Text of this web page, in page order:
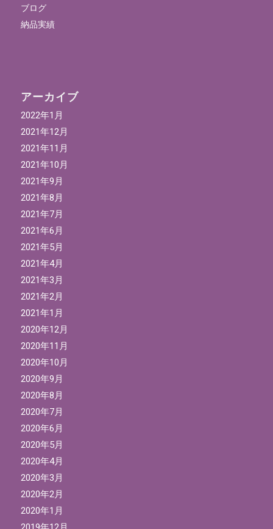
ブログ
納品実績
アーカイブ
2022年1月
2021年12月
2021年11月
2021年10月
2021年9月
2021年8月
2021年7月
2021年6月
2021年5月
2021年4月
2021年3月
2021年2月
2021年1月
2020年12月
2020年11月
2020年10月
2020年9月
2020年8月
2020年7月
2020年6月
2020年5月
2020年4月
2020年3月
2020年2月
2020年1月